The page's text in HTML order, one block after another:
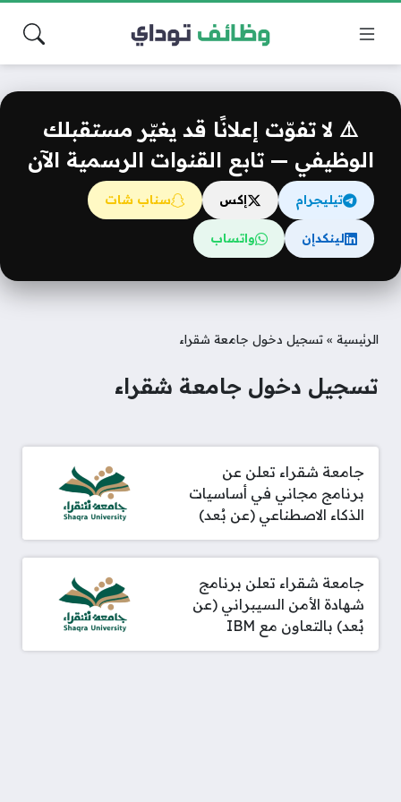
⚠️ لا تفوّت إعلانًا قد يغيّر مستقبلك
الوظيفي — تابع القنوات الرسمية الآن
تيليجرام إكس سناب شات
لينكدإن واتساب
الرئيسية » تسجيل دخول جامعة شقراء
تسجيل دخول جامعة شقراء
جامعة شقراء تعلن عن
برنامج مجاني في أساسيات
الذكاء الاصطناعي (عن بُعد)
جامعة شقراء تعلن برنامج
شهادة الأمن السيبراني (عن
بُعد) بالتعاون مع IBM